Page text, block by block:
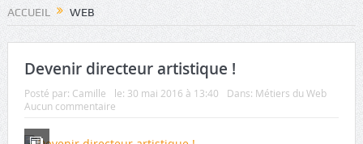
ACCUEIL WEB
Devenir directeur artistique !
Posté par: Camille le: 30 mai 2016 à 13:40 Dans: Métiers du Web
Aucun commentaire